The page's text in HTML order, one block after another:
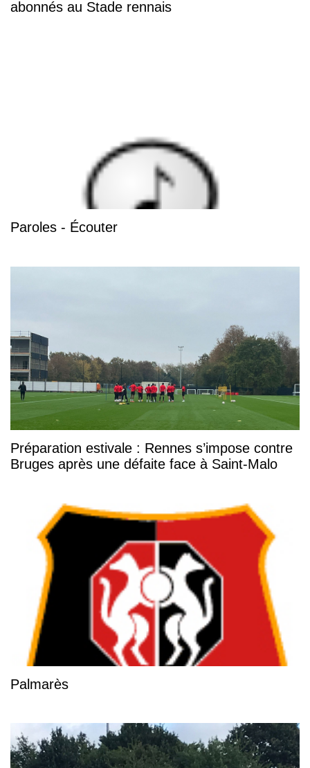
abonnés au Stade rennais
Paroles - Écouter
Préparation estivale : Rennes s’impose contre
Bruges après une défaite face à Saint-Malo
Palmarès